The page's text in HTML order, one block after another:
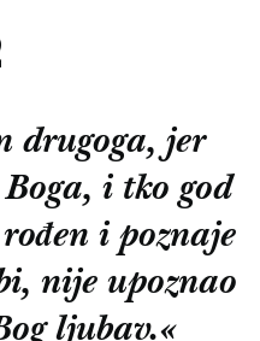
drugoga, jer
i tko god
i poznaje
nije upoznao
ljubav.«